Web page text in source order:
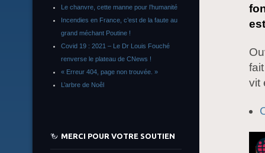
vit
Le chanvre, cette manne pour l’humanité
Incendies en France, c’est de la faute au
grand méchant Poutine !
Covid 19 : 2021 – Le Dr Louis Fouché
renverse le plateau de CNews !
« Erreur 404, page non trouvée. »
L’arbre de Noêl
MERCI POUR VOTRE SOUTIEN